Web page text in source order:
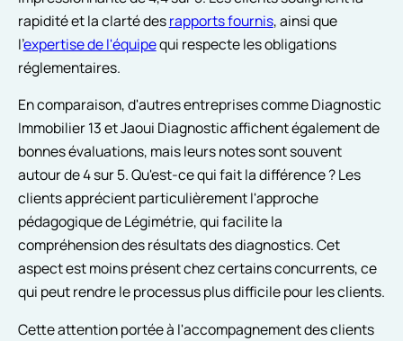
rapidité et la clarté desrapports fournis, ainsi que
l'expertise de l'équipequi respecte les obligations
réglementaires.
En comparaison, d'autres entreprises comme Diagnostic
Immobilier 13 et Jaoui Diagnostic affichent également de
bonnes évaluations, mais leurs notes sont souvent
autour de 4 sur 5. Qu'est-ce qui fait la différence ? Les
clients apprécient particulièrement l'approche
pédagogique de Légimétrie, qui facilite la
compréhension des résultats des diagnostics. Cet
aspect est moins présent chez certains concurrents, ce
qui peut rendre le processus plus difficile pour les clients.
Cette attention portée à l'accompagnement des clients